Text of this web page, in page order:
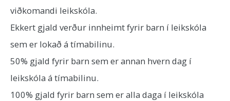
viðkomandi leikskóla.
Ekkert gjald verður innheimt fyrir barn í leikskóla
sem er lokað á tímabilinu.
50% gjald fyrir barn sem er annan hvern dag í
leikskóla á tímabilinu.
100% gjald fyrir barn sem er alla daga í leikskóla